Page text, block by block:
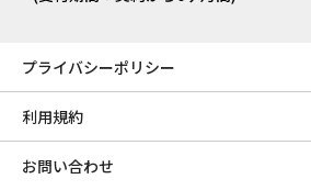
プライバシーポリシー
利用規約
お問い合わせ